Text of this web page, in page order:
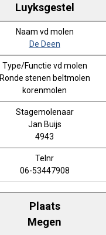
Luyksgestel
De Deen
Ronde stenen beltmolen
korenmolen
Jan Buijs
4943
06-53447908
Megen